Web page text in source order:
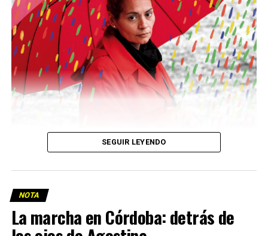
Descargar la Mu en PDF
SEGUIR LEYENDO
NOTA
La marcha en Córdoba: detrás de